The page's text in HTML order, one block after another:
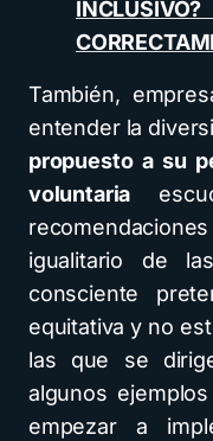
También,
entender la
propuesto a su
voluntaria
igualitario de
consciente
equitativa y no
las que se
algunos
empezar a